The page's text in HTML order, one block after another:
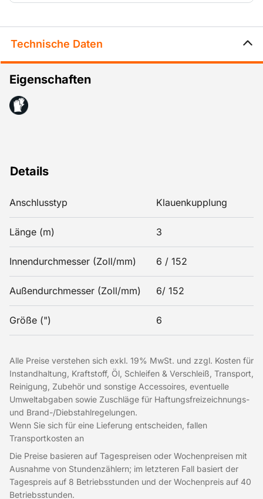
Technische Daten
Details
Anschlusstyp Klauenkupplung
Länge (m) 3
Innendurchmesser (Zoll/mm) 6 / 152
Außendurchmesser (Zoll/mm) 6/ 152
Größe (") 6
Eigenschaften
Alle Preise verstehen sich exkl. 19% MwSt. und zzgl. Kosten für
Instandhaltung, Kraftstoff, Öl, Schleifen & Verschleiß, Transport,
Reinigung, Zubehör und sonstige Accessoires, eventuelle
Umweltabgaben sowie Zuschläge für Haftungsfreizeichnungs-
und Brand-/Diebstahlregelungen.
Wenn Sie sich für eine Lieferung entscheiden, fallen
Transportkosten an
Die Preise basieren auf Tagespreisen oder Wochenpreisen mit
Ausnahme von Stundenzählern; im letzteren Fall basiert der
Tagespreis auf 8 Betriebsstunden und der Wochenpreis auf 40
Betriebsstunden.